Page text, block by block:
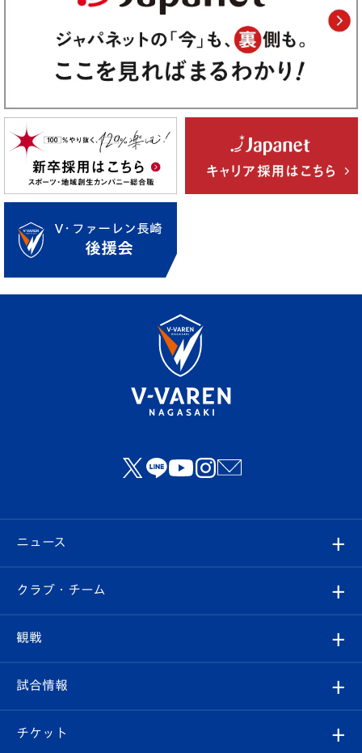
ニュース
すべて
クラブ
試合情報
クラブ・チーム
クラブ概要
観戦
観戦ルール
試合情報
試合日程/結果
チケット